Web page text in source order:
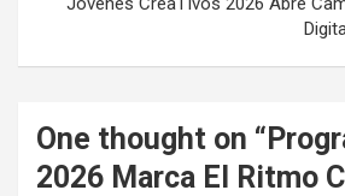
One thought on “
2026 Marca El Ritmo